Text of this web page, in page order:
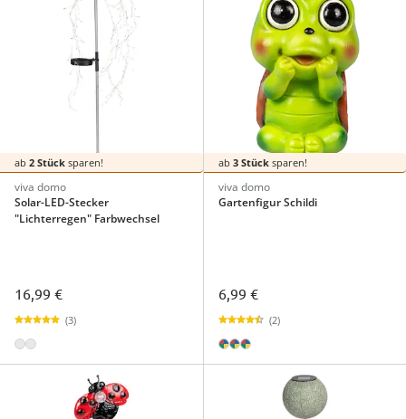
ab 2 Stück sparen!
viva domo
Solar-LED-Stecker
"Lichterregen" Farbwechsel
16,99 €
(3)
ab 3 Stücksparen!
viva domo
Gartenfigur Schildi
6,99 €
(2)